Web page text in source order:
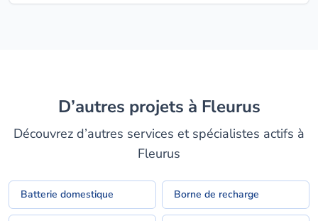
D’autres projets à Fleurus
Découvrez d’autres services et spécialistes actifs à
Fleurus
Batterie domestique Borne de recharge